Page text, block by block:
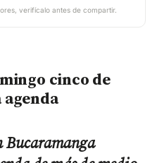
verifícalo antes de compartir.
cinco de
Bucaramanga